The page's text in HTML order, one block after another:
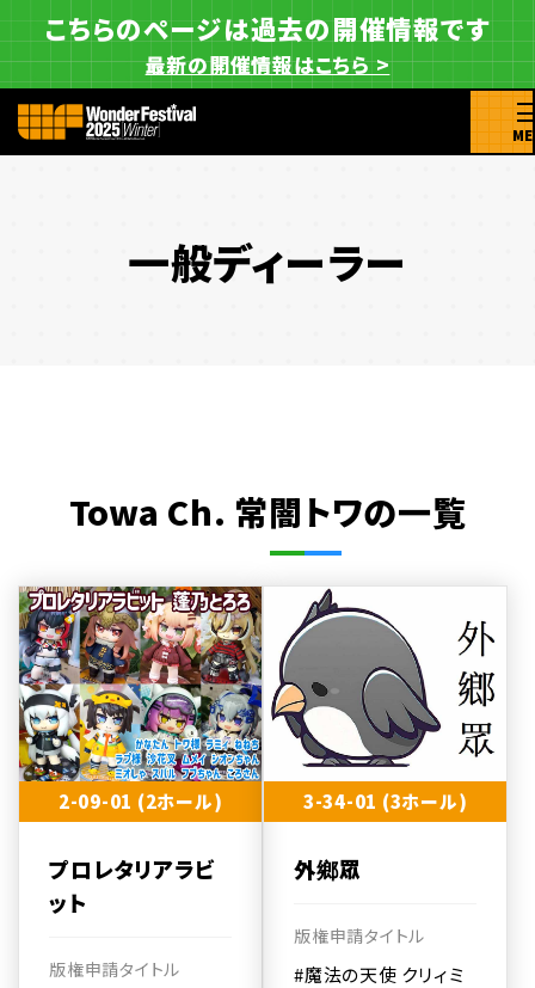
こちらのページは過去の開催情報です
最新の開催情報はこちら >
一般ディーラー
Towa Ch. 常闇トワの一覧
2-09-01 (2ホール)
プロレタリアラビ
ット
版権申請タイトル
3-34-01 (3ホール)
外鄉眾
版権申請タイトル
#魔法の天使 クリィミ